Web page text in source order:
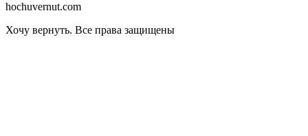
hochuvernut.com
Хочу вернуть. Все права защищены